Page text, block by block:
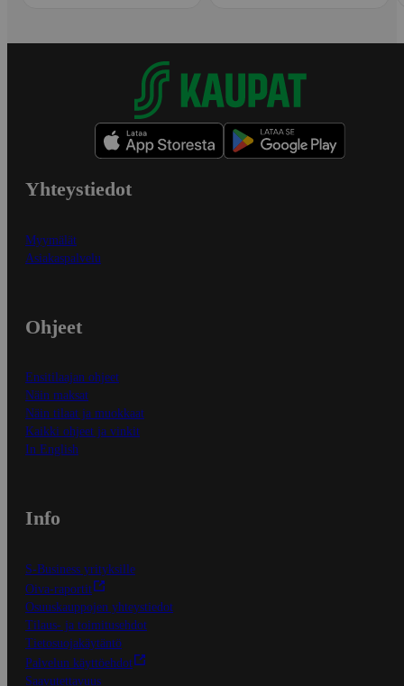
Yhteystiedot
Myymälät
Asiakaspalvelu
Ohjeet
Ensitilaajan ohjeet
Näin maksat
Näin tilaat ja muokkaat
Kaikki ohjeet ja vinkit
In English
Info
S-Business yrityksille
Oiva-raportit
Osuuskauppojen yhteystiedot
Tilaus- ja toimitusehdot
Tietosuojakäytäntö
Palvelun käyttöehdot
Saavutettavuus